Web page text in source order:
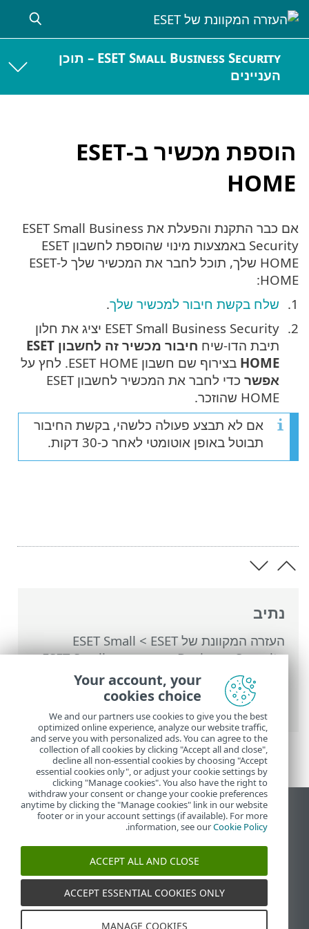
ESET Small Business Security – תוכן
העניינים
הוספת מכשיר ב-ESET
HOME
נתיב
העזרה המקוונת של ESET >
ESET Small
Business Security
>
עבודה עם ESET Small
Business Security
> חשבון ESET HOME
התחבר אל ESET HOME
> הוספת מכשיר ב-
ESET HOME
אם כבר התקנת והפעלת את ESET Small Business
Security באמצעות מינוי שהוספת לחשבון ESET
HOME שלך, תוכל לחבר את המכשיר שלך ל-ESET
HOME:
שלח בקשת חיבור למכשיר שלך.
ESET Small Business Security יציג את חלון
תיבת הדו-שיח
חיבור מכשיר זה לחשבון ESET
HOME בצירוף שם חשבון ESET HOME. לחץ על
אפשר
כדי לחבר את המכשיר לחשבון ESET
HOME שהוזכר.
אם לא תבצע פעולה כלשהי, בקשת החיבור
תבוטל באופן אוטומטי לאחר כ-30 דקות.
הצג את האתר למחשב
End of Life
מאגר הידע של ESET
ESET Status Portal
תמיכה אזורית
Your account, your
cookies choice
We and our partners use cookies to give you the best
optimized online experience, analyze our website traffic,
and serve you with personalized ads. You can agree to the
collection of all cookies by clicking "Accept all and close",
decline all non-essential cookies by choosing "Accept
essential cookies only", or adjust your cookie settings by
clicking "Manage cookies". You also have the right to
withdraw your consent or change your cookie preferences
anytime by clicking the "Manage cookies" link in our website
footer or in your account settings (if available). For more
information, see ourCookie Policy
.
ACCEPT ALL AND CLOSE
ACCEPT ESSENTIAL COOKIES ONLY
MANAGE COOKIES